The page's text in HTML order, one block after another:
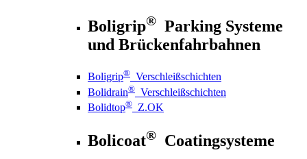
Boligrip® Parking Systeme
und Brückenfahrbahnen
Boligrip® Verschleißschichten
Bolidrain® Verschleißschichten
Bolidtop® Z.OK
Bolicoat® Coatingsysteme